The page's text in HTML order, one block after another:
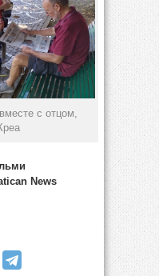
с отцом,
News